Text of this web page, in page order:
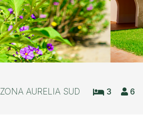
ZONA AURELIA SUD 3 6